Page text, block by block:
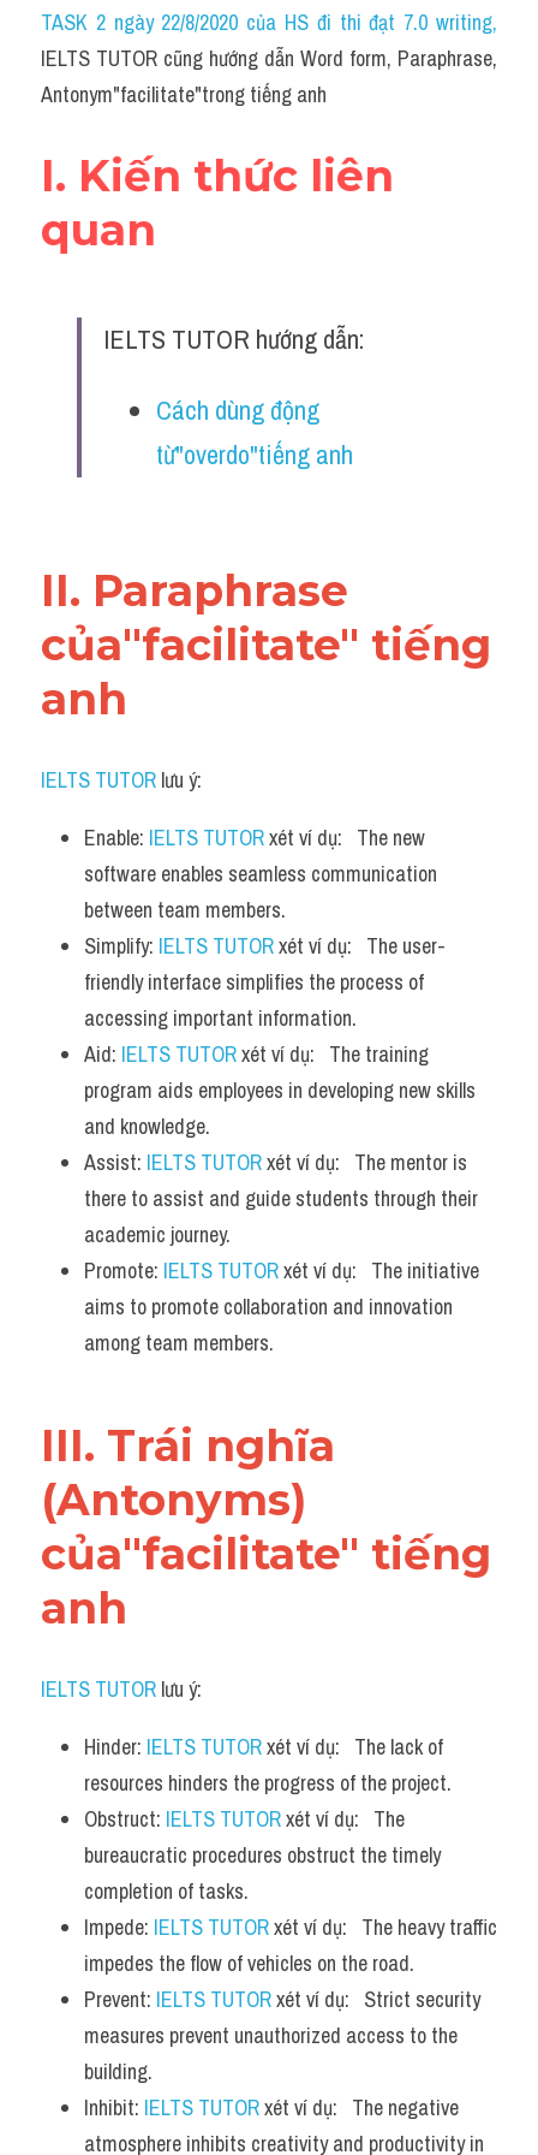
Idiom
Grammar
Word form
Cách dùng từ
Đề thi thật Task 2
TASK 2 ngày 22/8/2020 của HS đi thi đạt 7.0 writing,
IELTS TUTOR cũng hướng dẫn Word form, Paraphrase,
Antonym"facilitate"trong tiếng anh
I. Kiến thức liên
quan
IELTS TUTOR hướng dẫn:
Cách dùng động
từ"overdo"tiếng anh
II. Paraphrase
của"facilitate" tiếng
anh
IELTS TUTOR lưu ý:
Enable: IELTS TUTOR xét ví dụ:   The new
software enables seamless communication
between team members.
Simplify: IELTS TUTOR xét ví dụ:   The user-
friendly interface simplifies the process of
accessing important information.
Aid: IELTS TUTOR xét ví dụ:   The training
program aids employees in developing new skills
and knowledge.
Assist: IELTS TUTOR xét ví dụ:   The mentor is
there to assist and guide students through their
academic journey.
Promote: IELTS TUTOR xét ví dụ:   The initiative
aims to promote collaboration and innovation
among team members.
III. Trái nghĩa
(Antonyms)
của"facilitate" tiếng
anh
IELTS TUTOR lưu ý:
Hinder: IELTS TUTOR xét ví dụ:   The lack of
resources hinders the progress of the project.
Obstruct: IELTS TUTOR xét ví dụ:   The
bureaucratic procedures obstruct the timely
completion of tasks.
Impede: IELTS TUTOR xét ví dụ:   The heavy traffic
impedes the flow of vehicles on the road.
Prevent: IELTS TUTOR xét ví dụ:   Strict security
measures prevent unauthorized access to the
building.
Inhibit: IELTS TUTOR xét ví dụ:   The negative
atmosphere inhibits creativity and productivity in